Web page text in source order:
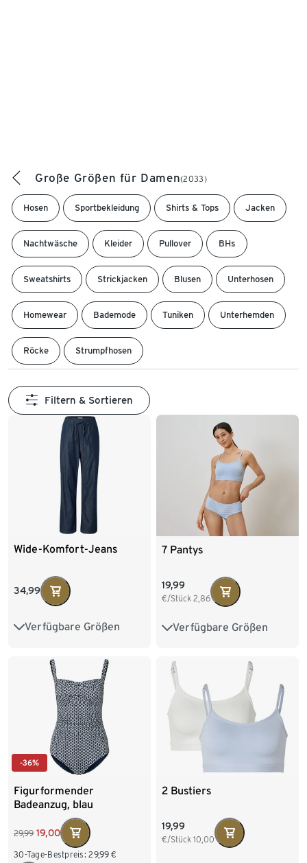
Große Größen für Damen(2033)
Hosen Sportbekleidung Shirts & Tops Jacken
Nachtwäsche Kleider Pullover BHs
Sweatshirts Strickjacken Blusen Unterhosen
Homewear Bademode Tuniken Unterhemden
Röcke Strumpfhosen
Filtern & Sortieren
Wide-Komfort-Jeans
34,99
Verfügbare Größen
36 38 40 42
46
7 Pantys
19,99
€/Stück 2,86
Verfügbare Größen
S 36/38 M 40/42
XXL 52/54
-36%
Figurformender
Badeanzug, blau
29,99 19,00
30-Tage-Bestpreis: 29,99 €
2 Bustiers
19,99
€/Stück 10,00